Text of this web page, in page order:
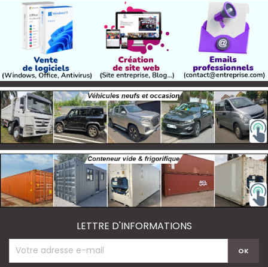
LETTRE D'INFORMATIONS